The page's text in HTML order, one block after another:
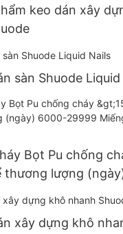
keo dán xây
sàn Shuode Liquid
Bọt Pu chống
thương lượng
cung US.0
xây dựng khô